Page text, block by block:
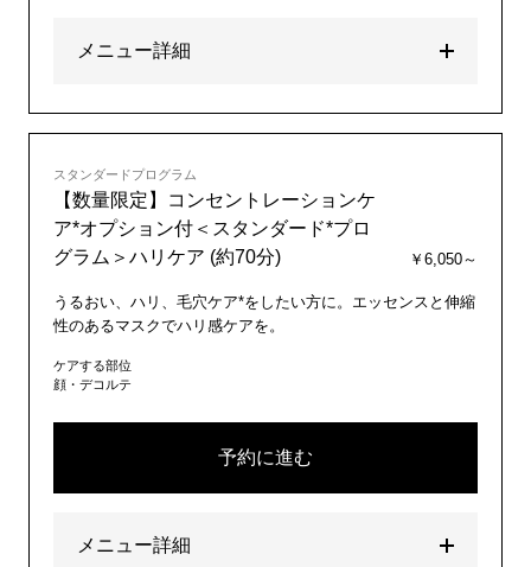
メニュー詳細
スタンダードプログラム
【数量限定】コンセントレーションケ
ア*オプション付＜スタンダード*プロ
グラム＞ハリケア (約70分)
￥6,050～
うるおい、ハリ、毛穴ケア*をしたい方に。エッセンスと伸縮
性のあるマスクでハリ感ケアを。
ケアする部位
顔・デコルテ
予約に進む
メニュー詳細